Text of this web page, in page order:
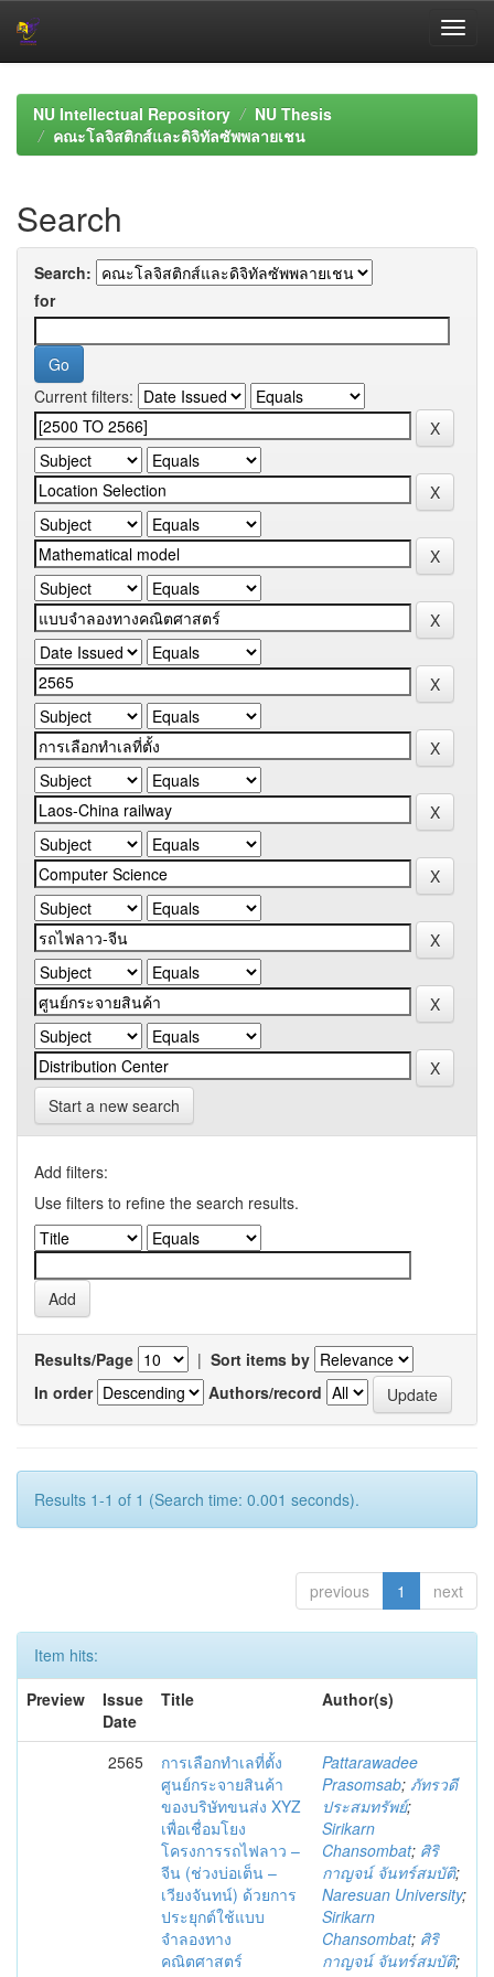
navigationNU Intellectual Repository
NU Thesis
คณะโลจิสติกส์และดิจิทัลซัพพลายเชน
Search
Search:
for
Current filters:
Start a new search
Add filters:
Use filters to refine the search results.
Results/Page | Sort items by
In order
Authors/record
Results 1-1 of 1 (Search time: 0.001 seconds).
previous 1 next
Item hits:
Preview
Issue
Date
Title Author(s)
2565
การเลือกทำเลที่ตั้ง
ศูนย์กระจายสินค้า
ของบริษัทขนส่ง XYZ
เพื่อเชื่อมโยง
โครงการรถไฟลาว –
จีน (ช่วงบ่อเต็น –
เวียงจันทน์) ด้วยการ
ประยุกต์ใช้แบบ
จำลองทาง
คณิตศาสตร์
Pattarawadee
Prasomsab; ภัทรวดี
ประสมทรัพย์;
Sirikarn
Chansombat; ศิริ
กาญจน์ จันทร์สมบัติ;
Naresuan University;
Sirikarn
Chansombat; ศิริ
กาญจน์ จันทร์สมบัติ;